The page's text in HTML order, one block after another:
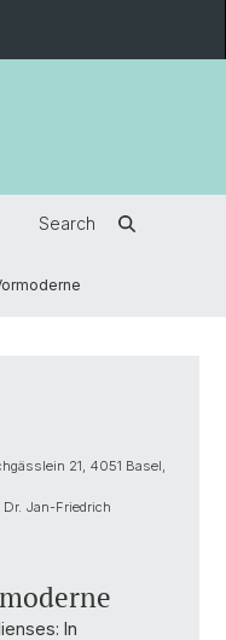
Search
21, 4051 Basel,
Dr. Jan-Friedrich
In